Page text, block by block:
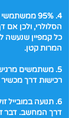
4. 95%
הסלולרי, ולכן אם
כל קמפיין שנעשה
המרות קטן.
5. משתמשים
רכישות דרך
דרך המחשב. דבר